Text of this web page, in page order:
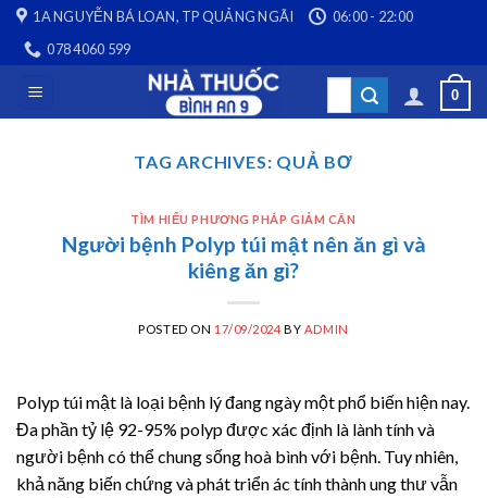
Skip
content
1A NGUYỄN BÁ LOAN, TP QUẢNG NGÃI
06:00 - 22:00
078 4060 599
Search
0
TAG ARCHIVES: QUẢ BƠ
TÌM HIỂU PHƯƠNG PHÁP GIẢM CÂN
Người bệnh Polyp túi mật nên ăn gì và
kiêng ăn gì?
POSTED ON 17/09/2024 BY ADMIN
Polyp túi mật là loại bệnh lý đang ngày một phổ biến hiện nay.
Đa phần tỷ lệ 92-95% polyp được xác định là lành tính và
người bệnh có thể chung sống hoà bình với bệnh. Tuy nhiên,
khả năng biến chứng và phát triển ác tính thành ung thư vẫn